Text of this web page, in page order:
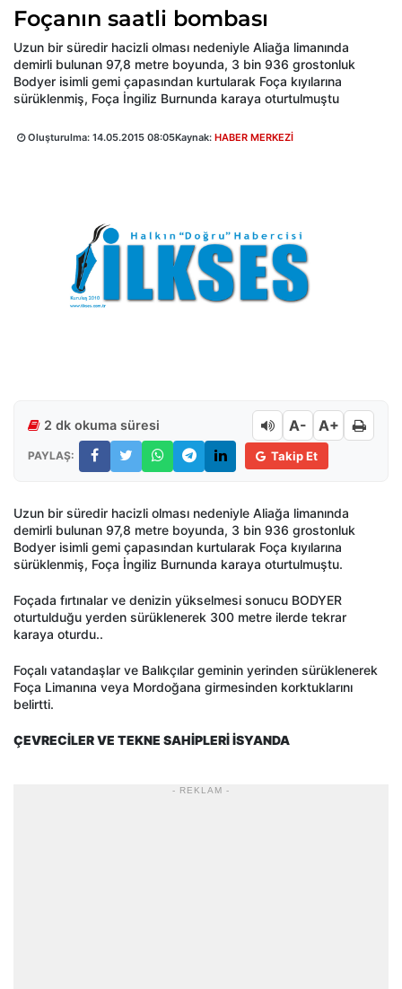
Foçanın saatli bombası
Uzun bir süredir hacizli olması nedeniyle Aliağa limanında
demirli bulunan 97,8 metre boyunda, 3 bin 936 grostonluk
Bodyer isimli gemi çapasından kurtularak Foça kıyılarına
sürüklenmiş, Foça İngiliz Burnunda karaya oturtulmuştu
Oluşturulma: 14.05.2015 08:05Kaynak: HABER MERKEZİ
2 dk okuma süresi A- A+
PAYLAŞ: Takip Et
Uzun bir süredir hacizli olması nedeniyle Aliağa limanında
demirli bulunan 97,8 metre boyunda, 3 bin 936 grostonluk
Bodyer isimli gemi çapasından kurtularak Foça kıyılarına
sürüklenmiş, Foça İngiliz Burnunda karaya oturtulmuştu.
Foçada fırtınalar ve denizin yükselmesi sonucu BODYER
oturtulduğu yerden sürüklenerek 300 metre ilerde tekrar
karaya oturdu..
Foçalı vatandaşlar ve Balıkçılar geminin yerinden sürüklenerek
Foça Limanına veya Mordoğana girmesinden korktuklarını
belirtti.
ÇEVRECİLER VE TEKNE SAHİPLERİ İSYANDA
- REKLAM -